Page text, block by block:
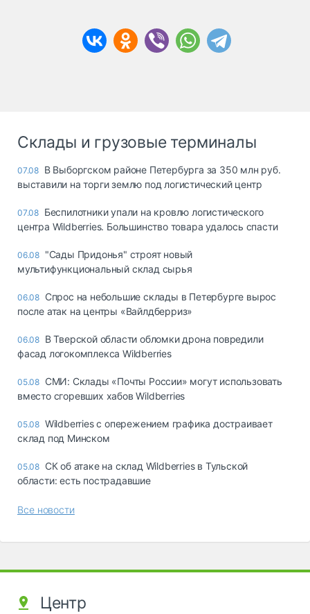
Склады и грузовые терминалы
07.08 В Выборгском районе Петербурга за 350 млн руб.
выставили на торги землю под логистический центр
07.08 Беспилотники упали на кровлю логистического
центра Wildberries. Большинство товара удалось спасти
06.08 "Сады Придонья" строят новый
мультифункциональный склад сырья
06.08 Спрос на небольшие склады в Петербурге вырос
после атак на центры «Вайлдберриз»
06.08 В Тверской области обломки дрона повредили
фасад логокомплекса Wildberries
05.08 СМИ: Склады «Почты России» могут использовать
вместо сгоревших хабов Wildberries
05.08 Wildberries с опережением графика достраивает
склад под Минском
05.08 СК об атаке на склад Wildberries в Тульской
области: есть пострадавшие
Все новости
Центр